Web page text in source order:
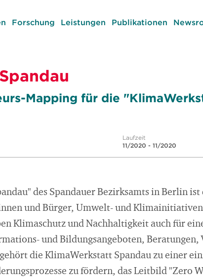
Forschung Leistungen Publikationen
Mapping für die
Laufzeit
11/2020 - 11/2020
des Spandauer Bezirksamts in Berlin ist
und Bürger, Umwelt- und
Klimaschutz und Nachhaltigkeit auch für
und Bildungsangeboten, Beratungen,
die KlimaWerkstatt Spandau zu einer
zu fördern, das Leitbild "Zero